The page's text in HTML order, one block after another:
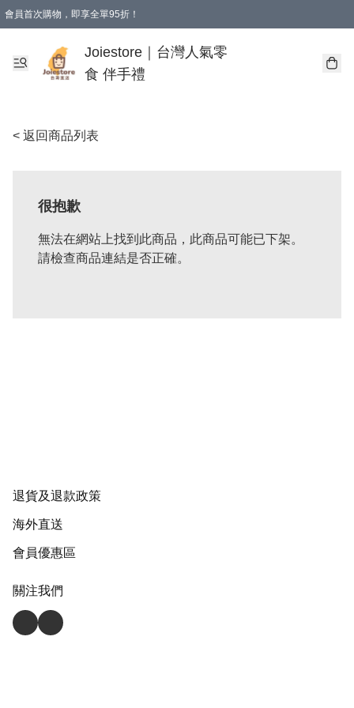
會員首次購物，即享全單95折！
購物滿 HKD 350.00即享免運費優惠！（適用於 本地送貨、本地取貨 )
Joiestore｜台灣人氣零
食 伴手禮
< 返回商品列表
很抱歉
無法在網站上找到此商品，此商品可能已下架。
請檢查商品連結是否正確。
退貨及退款政策
海外直送
會員優惠區
關注我們